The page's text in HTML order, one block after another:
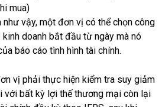
mua)
như vậy, một đơn vị có thể chọn công
doanh bắt đầu từ ngày mà nó
báo cáo tình hình tài chính.
vị phải thực hiện kiểm tra suy giảm
với bất kỳ lợi thế thương mại còn lại